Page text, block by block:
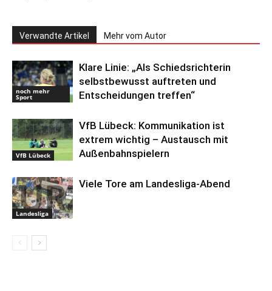
Verwandte Artikel Mehr vom Autor
noch mehr
Sport
Klare Linie: „Als Schiedsrichterin
selbstbewusst auftreten und
Entscheidungen treffen“
VfB Lübeck
VfB Lübeck: Kommunikation ist
extrem wichtig – Austausch mit
Außenbahnspielern
Landesliga
Viele Tore am Landesliga-Abend